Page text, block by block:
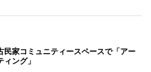
民家コミュニティースペースで「アー
ィング」